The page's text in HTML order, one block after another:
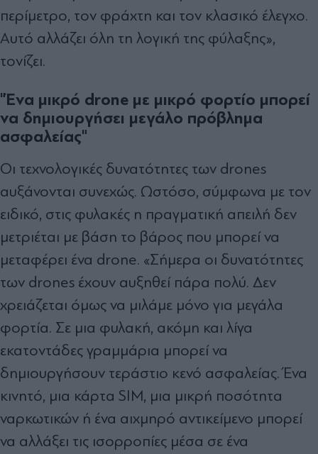
περίμετρο, τον φράχτη και τον κλασικό έλεγχο.
Αυτό αλλάζει όλη τη λογική της φύλαξης»,
τονίζει.
"Ένα μικρό drone με μικρό φορτίο μπορεί
να δημιουργήσει μεγάλο πρόβλημα
ασφαλείας"
Οι τεχνολογικές δυνατότητες των drones
αυξάνονται συνεχώς. Ωστόσο, σύμφωνα με τον
ειδικό, στις φυλακές η πραγματική απειλή δεν
μετριέται με βάση το βάρος που μπορεί να
μεταφέρει ένα drone. «Σήμερα οι δυνατότητες
των drones έχουν αυξηθεί πάρα πολύ. Δεν
χρειάζεται όμως να μιλάμε μόνο για μεγάλα
φορτία. Σε μια φυλακή, ακόμη και λίγα
εκατοντάδες γραμμάρια μπορεί να
δημιουργήσουν τεράστιο κενό ασφαλείας. Ένα
κινητό, μια κάρτα SIM, μια μικρή ποσότητα
ναρκωτικών ή ένα αιχμηρό αντικείμενο μπορεί
να αλλάξει τις ισορροπίες μέσα σε ένα